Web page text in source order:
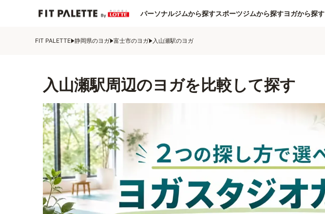
パーソナルジムから探すスポーツジムから探すヨガから探す
FIT PALETTE 静岡県のヨガ 富士市のヨガ 入山瀬駅のヨガ
入山瀬駅周辺のヨガを比較して探す